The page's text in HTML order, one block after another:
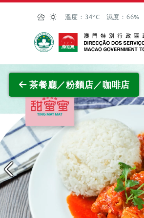
跳至主内容
溫度： 34°C 濕度： 66%
澳門特別行政區政府旅遊局
茶餐廳／粉麵店／咖啡店